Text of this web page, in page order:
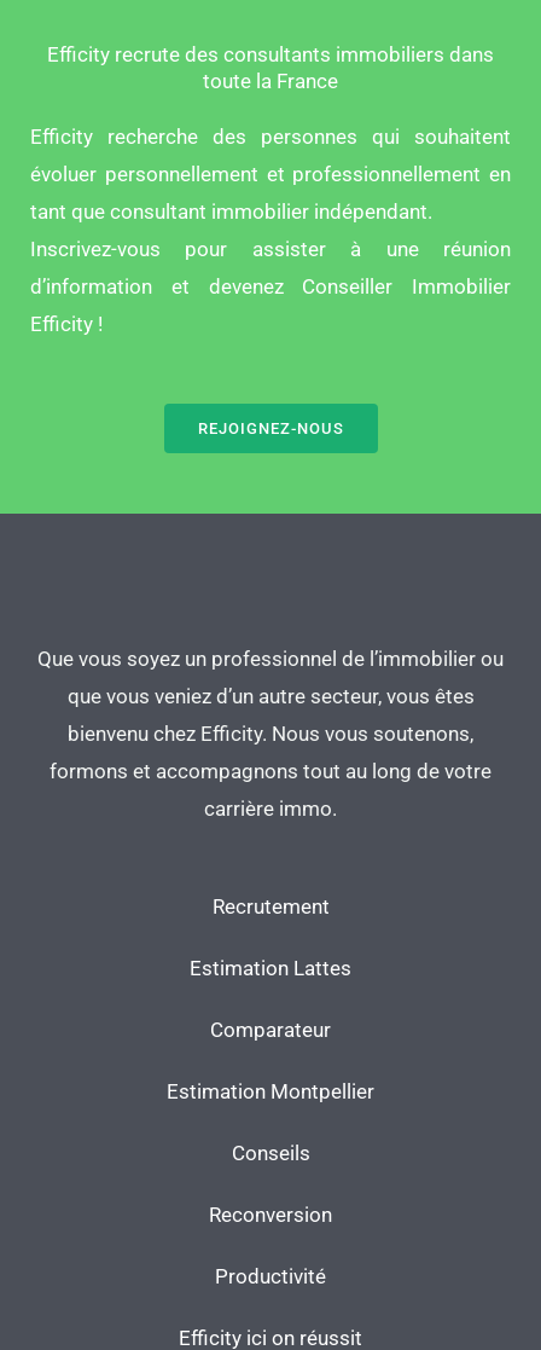
Efficity recrute des consultants immobiliers dans
toute la France
Efficity recherche des personnes qui souhaitent
évoluer personnellement et professionnellement en
tant que consultant immobilier indépendant.
Inscrivez-vous pour assister à une réunion
d’information et devenez Conseiller Immobilier
Efficity !
REJOIGNEZ-NOUS
Que vous soyez un professionnel de l’immobilier ou
que vous veniez d’un autre secteur, vous êtes
bienvenu chez Efficity. Nous vous soutenons,
formons et accompagnons tout au long de votre
carrière immo.
Recrutement
Estimation Lattes
Comparateur
Estimation Montpellier
Conseils
Reconversion
Productivité
Efficity ici on réussit